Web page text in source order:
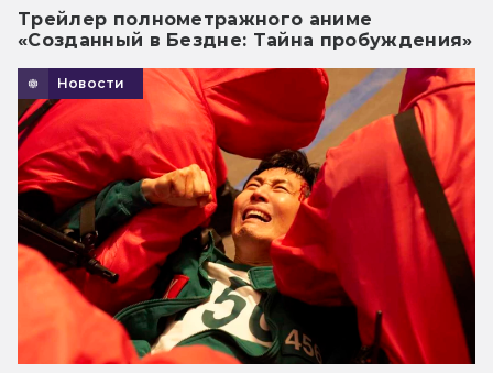
Трейлер полнометражного аниме
«Созданный в Бездне: Тайна пробуждения»
Новости